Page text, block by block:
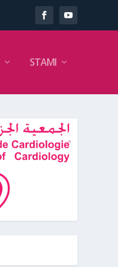
STAMI